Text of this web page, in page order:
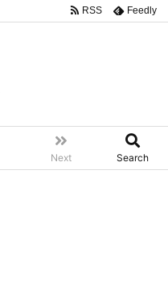
Next Search
RSS Feedly